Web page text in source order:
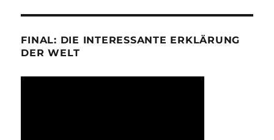
FINAL: DIE INTERESSANTE ERKLÄRUNG
DER WELT